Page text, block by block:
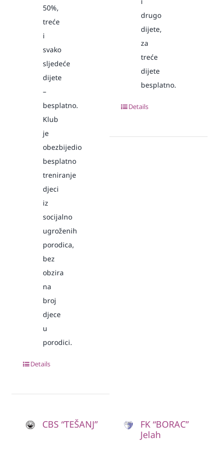
50%,
treće
i
svako
sljedeće
dijete
–
besplatno.
Klub
je
obezbijedio
besplatno
treniranje
djeci
iz
socijalno
ugroženih
porodica,
bez
obzira
na
broj
djece
u
porodici.
Details
drugo
dijete,
za
treće
dijete
besplatno.
Details
CBS “TEŠANJ”
FK “BORAC”
Jelah